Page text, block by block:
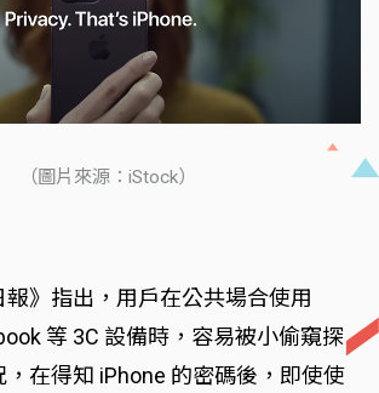
（圖片來源：iStock）
》指出，用戶在公共場合使用
等 3C 設備時，容易被小偷窺探
在得知 iPhone 的密碼後，即使使